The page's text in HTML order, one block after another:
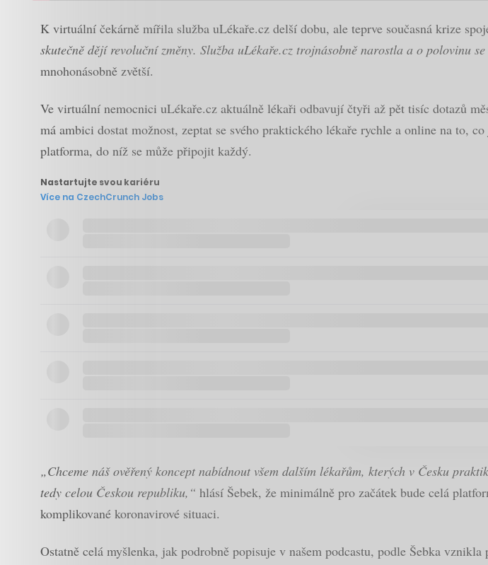
K virtuální čekárně mířila služba uLékaře.cz delší dobu, ale teprve současná krize
skutečně dějí revoluční změny. Služba uLékaře.cz trojnásobně narostla a o polovinu
mnohonásobně zvětší.
Ve virtuální nemocnici uLékaře.cz aktuálně lékaři odbavují čtyři až pět tisíc dotazů
má ambici dostat možnost, zeptat se svého praktického lékaře rychle a online na to,
platforma, do níž se může připojit každý.
Nastartujte svou kariéru
Více na CzechCrunch Jobs
„Chceme náš ověřený koncept nabídnout všem dalším lékařům, kterých v Česku
tedy celou Českou republiku,“ hlásí Šebek, že minimálně pro začátek bude celá
komplikované koronavirové situaci.
Ostatně celá myšlenka, jak podrobně popisuje v našem podcastu, podle Šebka